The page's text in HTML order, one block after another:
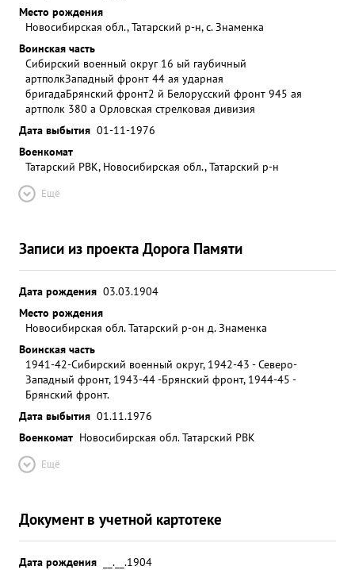
Место рождения
Новосибирская обл., Татарский р-н, с. Знаменка
Воинская часть
Сибирский военный округ 16 ый гаубичный
артполкЗападный фронт 44 ая ударная
бригадаБрянский фронт2 й Белорусский фронт 945 ая
артполк 380 а Орловская стрелковая дивизия
Дата выбытия 01-11-1976
Военкомат
Татарский РВК, Новосибирская обл., Татарский р-н
Ещё
Записи из проекта Дорога Памяти
Дата рождения 03.03.1904
Место рождения
Новосибирская обл. Татарский р-он д. Знаменка
Воинская часть
1941-42-Сибирский военный округ, 1942-43 - Северо-
Западный фронт, 1943-44 -Брянский фронт, 1944-45 -
Брянский фронт.
Дата выбытия 01.11.1976
Военкомат Новосибирская обл. Татарский РВК
Ещё
Документ в учетной картотеке
Дата рождения
__.__.1904